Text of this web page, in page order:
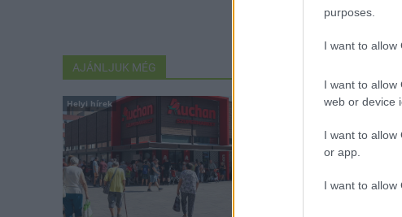
purposes.
I want to allow
I want to allow
web or device
I want to allow
or app.
I want to allow
AJÁNLJUK MÉG
Helyi hírek